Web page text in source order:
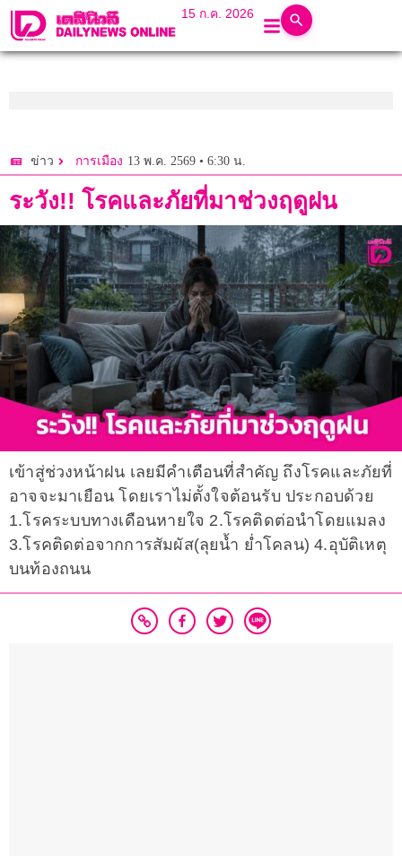
15 ก.ค. 2026
ข่าว การเมือง 13 พ.ค. 2569 • 6:30 น.
ระวัง!! โรคและภัยที่มาช่วงฤดูฝน
เข้าสู่ช่วงหน้าฝน เลยมีคำเตือนที่สำคัญ ถึงโรคและภัยที่
อาจจะมาเยือน โดยเราไม่ตั้งใจต้อนรับ ประกอบด้วย
1.โรคระบบทางเดือนหายใจ 2.โรคติดต่อนำโดยแมลง
3.โรคติดต่อจากการสัมผัส(ลุยน้ำ ย่ำโคลน) 4.อุบัติเหตุ
บนท้องถนน